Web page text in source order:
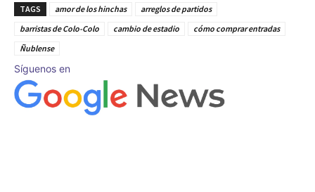
TAGS amor de los hinchas
arreglos de partidos
barristas de Colo-Colo
cambio de estadio
cómo comprar entradas
Ñublense
Síguenos en